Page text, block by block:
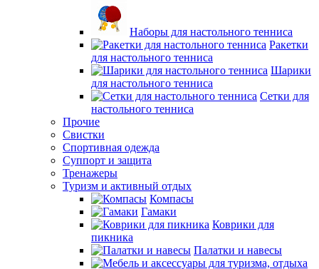
Наборы для настольного тенниса
Ракетки
для настольного тенниса
Шарики
для настольного тенниса
Сетки для
настольного тенниса
Прочие
Свистки
Спортивная одежда
Суппорт и защита
Тренажеры
Туризм и активный отдых
Компасы
Гамаки
Коврики для
пикника
Палатки и навесы